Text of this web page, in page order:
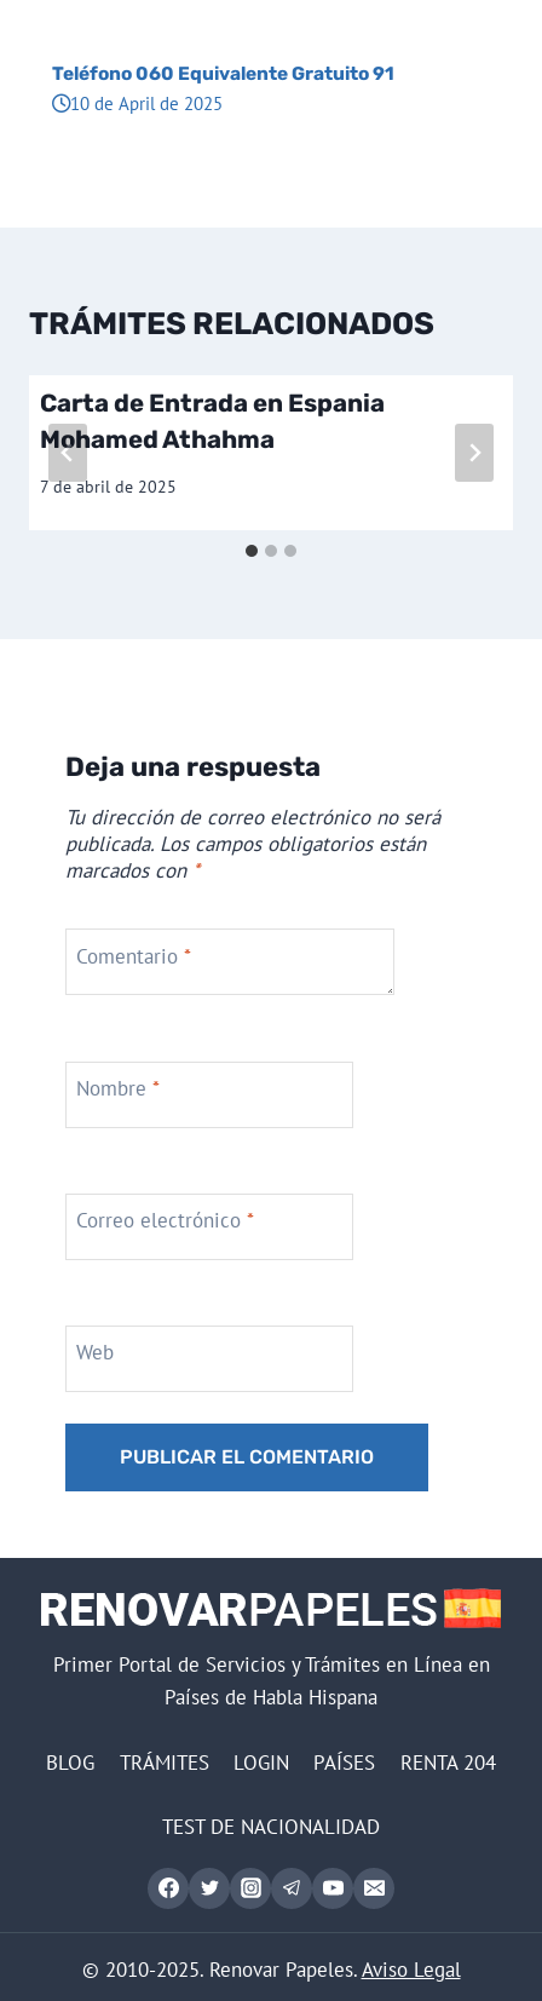
Teléfono 060 Equivalente Gratuito 91
10 de April de 2025
TRÁMITES RELACIONADOS
Carta de Entrada en Espania
Mohamed Athahma
7 de abril de 2025
Deja una respuesta
Tu dirección de correo electrónico no será
publicada. Los campos obligatorios están
marcados con *
Comentario *
Nombre *
Correo electrónico *
Web
Primer Portal de Servicios y Trámites en Línea en
Países de Habla Hispana
BLOG TRÁMITES LOGIN PAÍSES RENTA 204
TEST DE NACIONALIDAD
© 2010-2025. Renovar Papeles.Aviso Legal